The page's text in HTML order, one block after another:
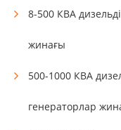
8-500 КВА
жинағы
500-1000 КВА
генераторлар